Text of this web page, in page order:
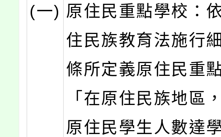
(一) 原住民重點學校：
住民族教育法施行
條所定義原住民重
「在原住民族地區
原住民學生人數達